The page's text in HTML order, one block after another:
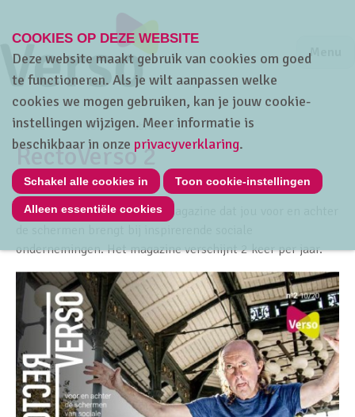
Jump
Menu
Home Over Verso Publicaties
RectoVerso 2
RectoVerso is ons inspiratiemagazine dat jou voor en achter
ondernemingen. Het magazine verschijnt 2 keer per jaar.
COOKIES OP DEZE WEBSITE
Deze website maakt gebruik van cookies om goed
te functioneren. Als je wilt aanpassen welke
cookies we mogen gebruiken, kan je jouw cookie-
instellingen wijzigen. Meer informatie is
beschikbaar in onze privacyverklaring.
Schakel alle cookies in Toon cookie-instellingen
Alleen essentiële cookies